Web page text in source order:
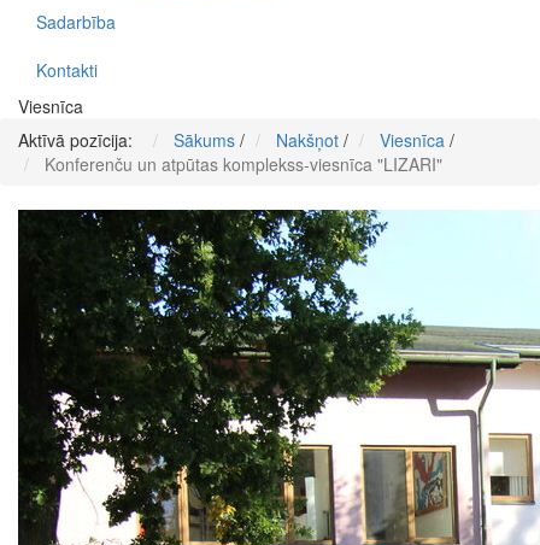
Sadarbība
Kontakti
Viesnīca
Aktīvā pozīcija:
Sākums / Nakšņot / Viesnīca /
Konferenču un atpūtas komplekss-viesnīca "LIZARI"